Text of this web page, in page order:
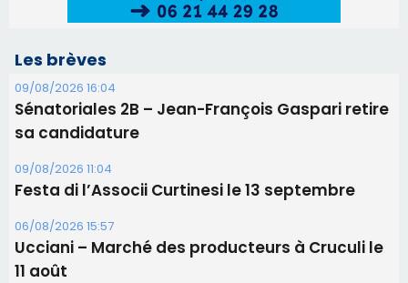
Les brèves
09/08/2026 16:04
Sénatoriales 2B – Jean-François Gaspari retire
sa candidature
09/08/2026 11:04
Festa di l’Associi Curtinesi le 13 septembre
06/08/2026 15:57
Ucciani – Marché des producteurs à Cruculi le
11 août